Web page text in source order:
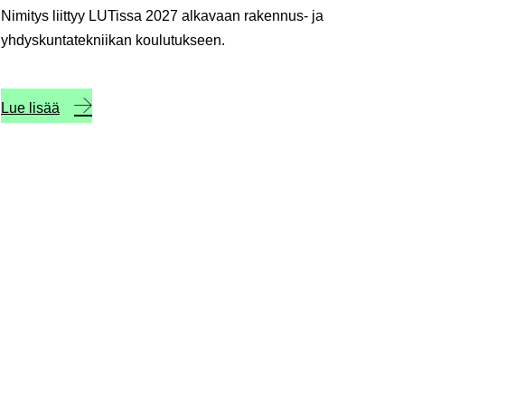
Nimitys liittyy LUTissa 2027 alkavaan rakennus- ja
yhdyskuntatekniikan koulutukseen.
Lue lisää